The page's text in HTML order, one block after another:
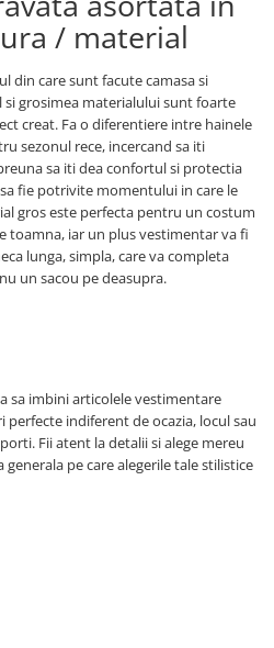
/ material
din care sunt facute camasa si
grosimea materialului sunt foarte
creat. Fa o diferentiere intre hainele
sezonul rece, incercand sa iti
sa iti dea confortul si protectia
fie potrivite momentului in care le
gros este perfecta pentru un costum
toamna, iar un plus vestimentar va fi
lunga, simpla, care va completa
un sacou pe deasupra.
sa imbini articolele vestimentare
indiferent de ocazia, locul sau
Fii atent la detalii si alege mereu
pe care alegerile tale stilistice